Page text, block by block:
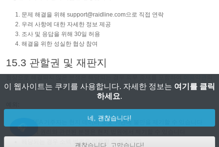
문제 해결을 위해 support@raidline.com으로 직접 연락
우려 사항에 대한 자세한 정보 제공
조사 및 응답을 위해 30일 허용
해결을 위한 성실한 협상 참여
15.3 관할권 및 재판지
분쟁 해결 조항에 따릅니다.
EU/EEA 거주자는 현지 데이터 보호 기관에 불만을 제기할 수 있습니다
해당되는 경우 소액 법원을 이용할 수 있습니다
이 웹사이트는 쿠키를 사용합니다. 자세한 정보는 여기를 클릭
하세요.
네, 괜찮습니다!
괜찮습니다, 고맙습니다!